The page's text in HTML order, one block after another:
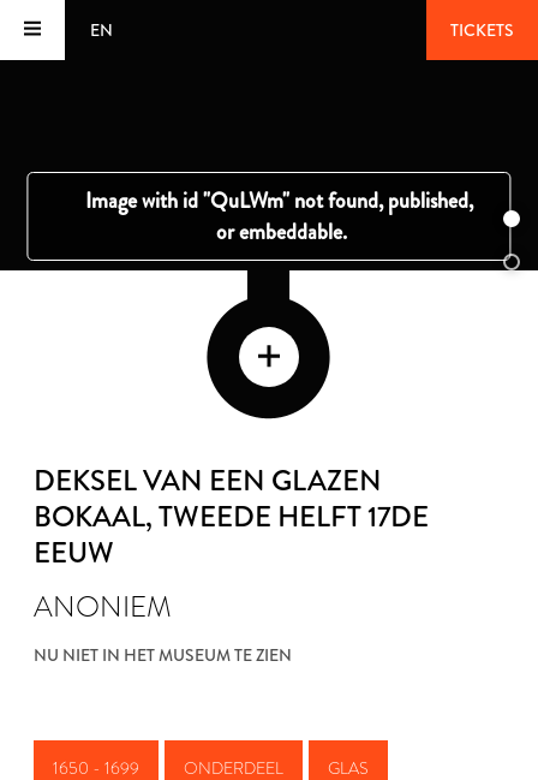
EN TICKETS
DEKSEL VAN EEN GLAZEN
BOKAAL, TWEEDE HELFT 17DE
EEUW
ANONIEM
NU NIET IN HET MUSEUM TE ZIEN
1650 - 1699 ONDERDEEL GLAS